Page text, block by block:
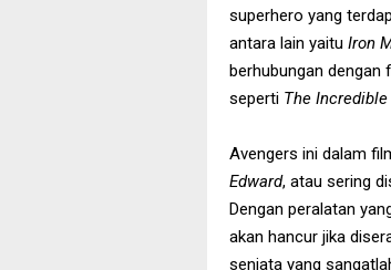
superhero yang
antara lain yaitu Iron
berhubungan dengan
seperti The
Avengers ini dalam
Edward, atau sering
Dengan peralatan
akan hancur jika
senjata yang